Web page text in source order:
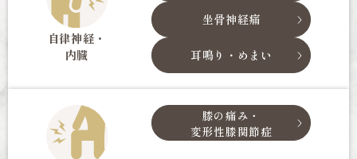
自律神経・
内臓
坐骨神経痛
耳鳴り・めまい
膝の痛み・
変形性膝関節症